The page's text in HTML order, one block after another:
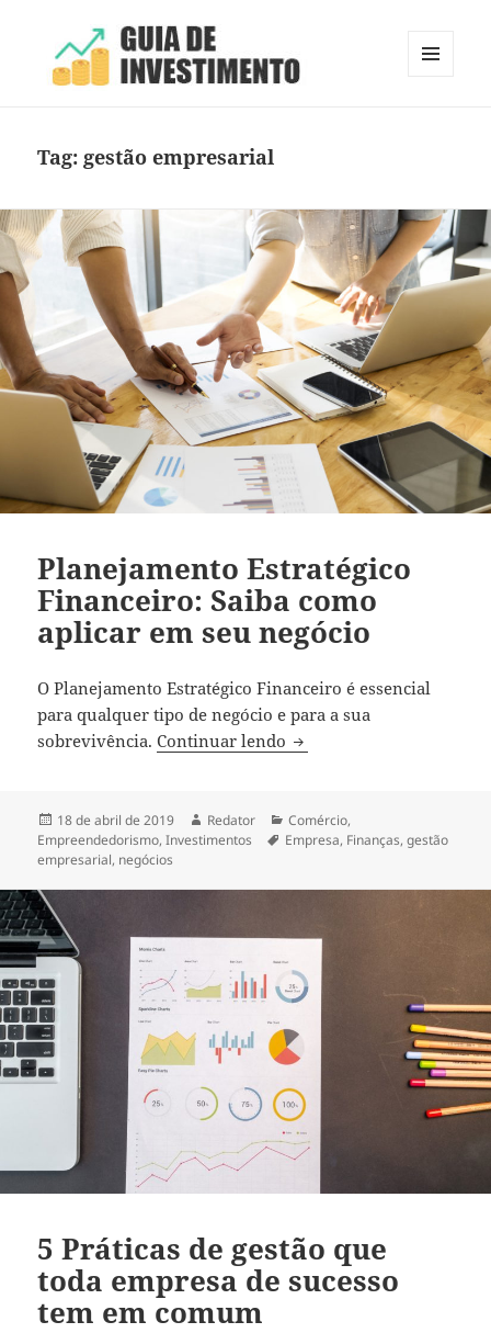
Tag: gestão empresarial
Planejamento Estratégico
Financeiro: Saiba como
aplicar em seu negócio
O Planejamento Estratégico Financeiro é essencial
para qualquer tipo de negócio e para a sua
sobrevivência.Continuar lendo Planejamento
Publicado
em
18 de abril de 2019 Autor
Redator Categorias
Comércio,
Empreendedorismo,Investimentos Tags
Empresa, Finanças,gestão
empresarial, negócios
5 Práticas de gestão que
toda empresa de sucesso
tem em comum